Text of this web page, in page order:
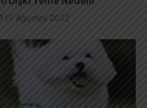
15 Ağustos 2022